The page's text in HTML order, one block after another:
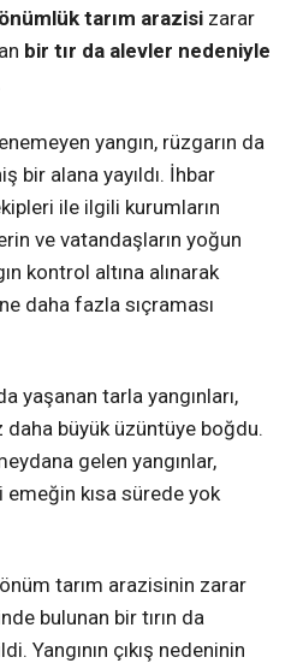
tarım arazisi zarar
bir tır da alevler nedeniyle
yangın, rüzgarın da
bir alana yayıldı. İhbar
ile ilgili kurumların
ve vatandaşların yoğun
kontrol altına alınarak
daha fazla sıçraması
yaşanan tarla yangınları,
büyük üzüntüye boğdu.
gelen yangınlar,
kısa sürede yok
tarım arazisinin zarar
bulunan bir tırın da
Yangının çıkış nedeninin